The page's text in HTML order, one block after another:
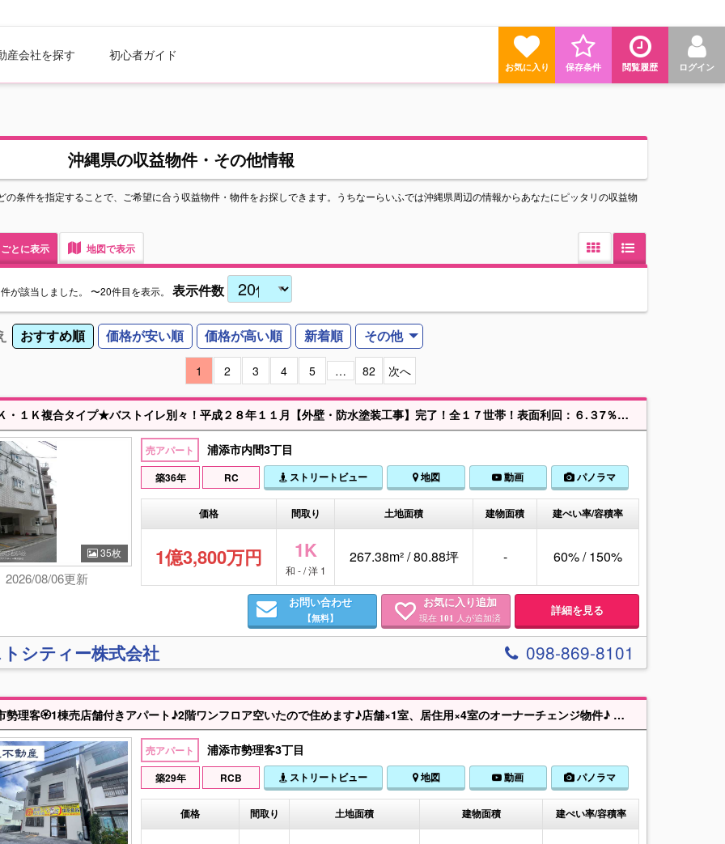
産会社を探す 初心者ガイド
ログイン
閲覧履歴
保存条件
お気に入り
沖縄県の収益物件・その他情報
条件を指定することで、ご希望に合う収益物件・物件をお探しできます。うちなーらいふでは沖縄県周辺の情報からあなたにピッタリの収益物
とに表示 地図で表示
件が該当しました。 〜20件目を表示。 表示件数
おすすめ順 価格が安い順 価格が高い順 新着順 その他
1 2 3 4 5 … 82 次へ
★２ＤＫ・１Ｋ複合タイプ★バストイレ別々！平成２８年１１月【外壁・防水塗装工事】完了！全１７世帯！表面利回：６.３7％！浦添高校近く！
35枚
2026/08/06更新
売アパート 浦添市内間3丁目
築36年 RC ストリートビュー 地図 動画 パノラマ
価格 間取り 土地面積 建物面積 建ぺい率/容積率
1億3,800万円 1K
和 - / 洋 1
267.38m² / 80.88坪 - 60% / 150%
お問い合わせ
【無料】
お気に入り追加
現在 101 人が追加済 詳細を見る
シティー株式会社 098-869-8101
🏵️浦添市勢理客🏵️1棟売店舗付きアパート♪2階ワンフロア空いたので住めます♪店舗×1室、居住用×4室のオーナーチェンジ物件♪ 古島I.Cまで車で6分♪神森小中学区♪琉美不動産098－943－3636までお気軽にご相談ください♪
売アパート 浦添市勢理客3丁目
築29年 RCB ストリートビュー 地図 動画 パノラマ
価格 間取り 土地面積 建物面積 建ぺい率/容積率